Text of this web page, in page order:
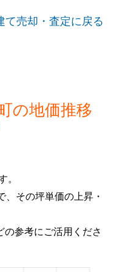
て売却・査定に戻る
の地価推移
その坪単価の上昇・
参考にご活用くださ